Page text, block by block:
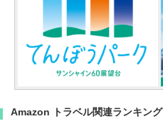
Amazon トラベル関連ランキング